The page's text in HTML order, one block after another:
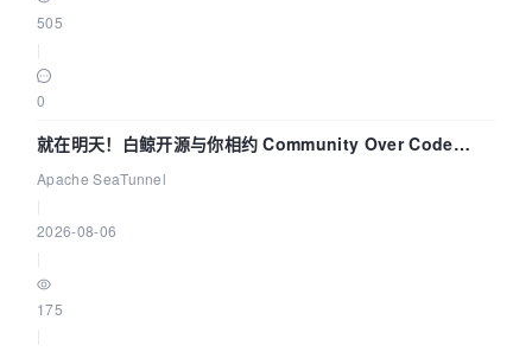
505
0
就在明天！白鲸开源与你相约 Community Over Code
Asia 2026 主题演讲！
Apache SeaTunnel
2026-08-06
175